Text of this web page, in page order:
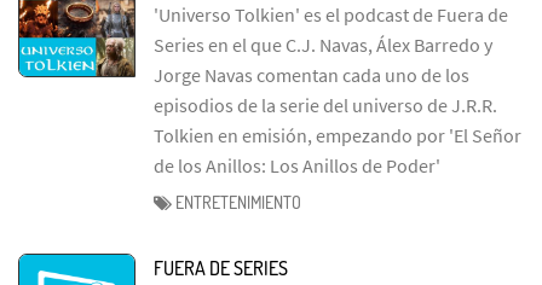
'Universo Tolkien' es el podcast de Fuera de
Series en el que C.J. Navas, Álex Barredo y
Jorge Navas comentan cada uno de los
episodios de la serie del universo de J.R.R.
Tolkien en emisión, empezando por 'El Señor
de los Anillos: Los Anillos de Poder'
ENTRETENIMIENTO
FUERA DE SERIES